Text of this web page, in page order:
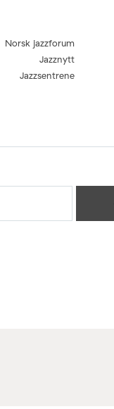
Norsk jazzforum
Jazznytt
Jazzsentrene